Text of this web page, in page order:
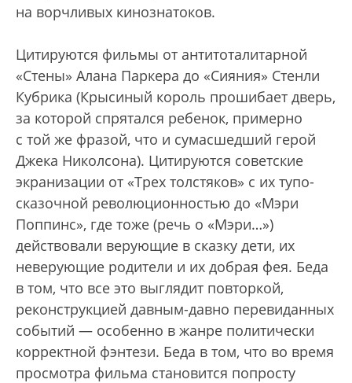
на ворчливых кинознатоков.
Цитируются фильмы от антитоталитарной
«Стены» Алана Паркера до «Сияния» Стенли
Кубрика (Крысиный король прошибает дверь,
за которой спрятался ребенок, примерно
с той же фразой, что и сумасшедший герой
Джека Николсона). Цитируются советские
экранизации от «Трех толстяков» с их тупо-
сказочной революционностью до «Мэри
Поппинс», где тоже (речь о «Мэри…»)
действовали верующие в сказку дети, их
неверующие родители и их добрая фея. Беда
в том, что все это выглядит повторкой,
реконструкцией давным-давно перевиданных
событий — особенно в жанре политически
корректной фэнтези. Беда в том, что во время
просмотра фильма становится попросту